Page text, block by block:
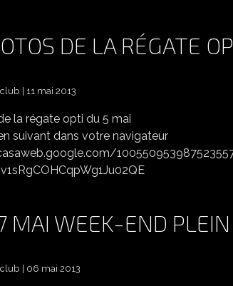
DE LA RÉGATE
11 mai 2013
suivant dans votre navigateur
MAI WEEK-END PLEIN
06 mai 2013